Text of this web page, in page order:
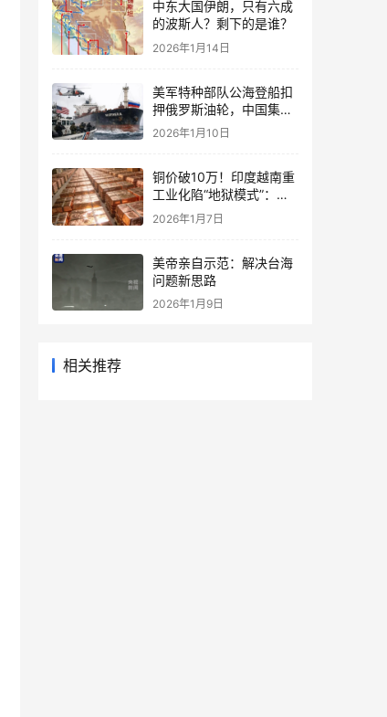
中东大国伊朗，只有六成
的波斯人？剩下的是谁？
2026年1月14日
美军特种部队公海登船扣
押俄罗斯油轮，中国集装
箱武装船早有准备？
2026年1月10日
铜价破10万！印度越南重
工业化陷“地狱模式”：中
国当年抄底的历史红利，
再也复刻不了
2026年1月7日
美帝亲自示范：解决台海
问题新思路
2026年1月9日
相关推荐